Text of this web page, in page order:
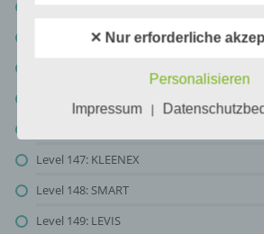
Level 143: YOUTUBE
Level 147: KLEENEX
Level 148: SMART
Level 149: LEVIS
Mitgliedstaaten vorgesehen
oder andere Stelle, die
Daten im Auftrag des
✕ Nur erforderliche
Personalisieren
Impressum
|